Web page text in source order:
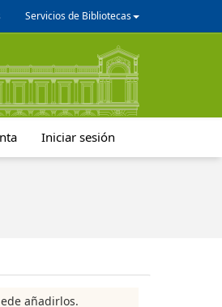
Servicios de Bibliotecas
Iniciar sesión
añadirlos.